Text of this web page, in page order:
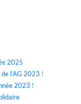
2025
l’AG 2023 !
2023 !